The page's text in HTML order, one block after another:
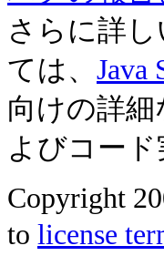
さらに詳
ては、 Java
向けの詳
よびコー
Copyright
to license